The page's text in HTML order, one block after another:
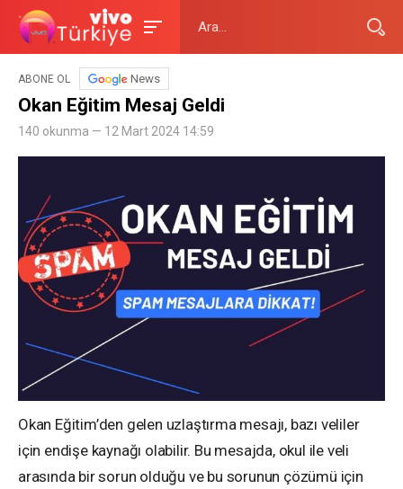
ABONE OL News
Okan Eğitim Mesaj Geldi
140 okunma — 12 Mart 2024 14:59
Okan Eğitim’den gelen uzlaştırma mesajı, bazı veliler
için endişe kaynağı olabilir. Bu mesajda, okul ile veli
arasında bir sorun olduğu ve bu sorunun çözümü için